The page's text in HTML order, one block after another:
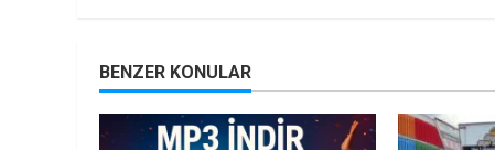
BENZER KONULAR